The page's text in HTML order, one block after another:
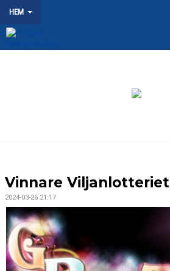
HEM
DOKUMENT
VÅRA LAG/TRÄNARE
MATCHER
Vinnare Viljanlotteriet
2024-03-26 21:17